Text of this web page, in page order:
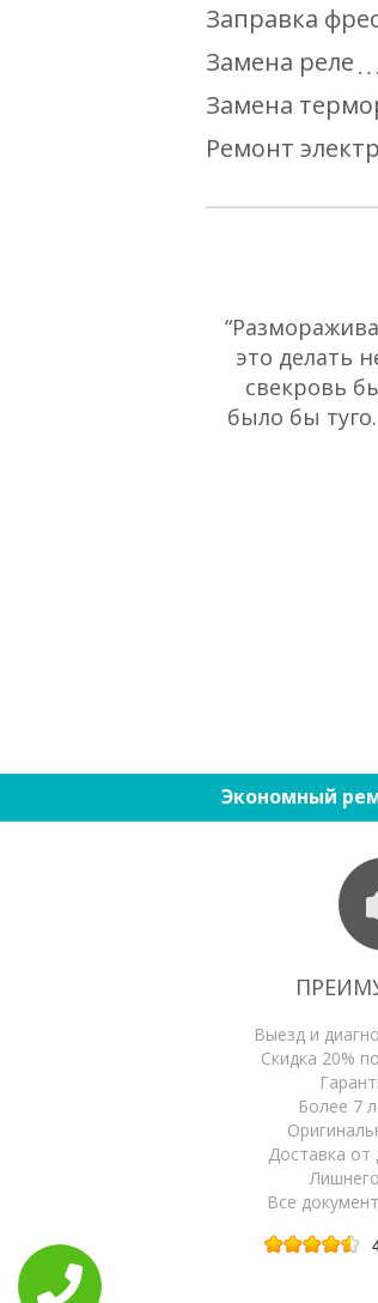
Заправка
Замена реле
Замена
Ремонт
это делать
свекровь
было бы
Экономный
Выезд и
Скидка 20%
Более 7
Доставка
Все